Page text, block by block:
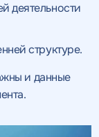
деятельности
структуре.
и данные